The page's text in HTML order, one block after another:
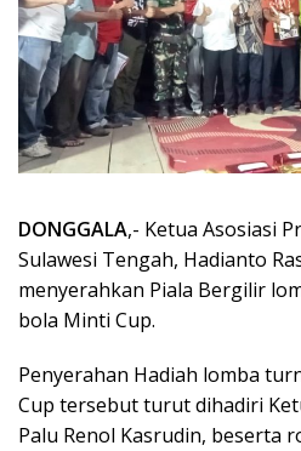
DONGGALA,- Ketua Asosiasi
Sulawesi Tengah, Hadianto
menyerahkan Piala Bergilir
bola Minti Cup.
Penyerahan Hadiah lomba
Cup tersebut turut dihadiri
Palu Renol Kasrudin, beserta